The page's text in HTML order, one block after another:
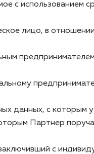
использованием
лицо, в
данных, с которым
Партнер
с